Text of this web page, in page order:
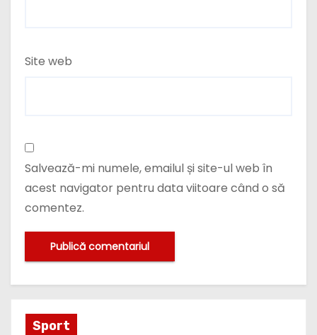
Site web
Salvează-mi numele, emailul și site-ul web în
acest navigator pentru data viitoare când o să
comentez.
Sport